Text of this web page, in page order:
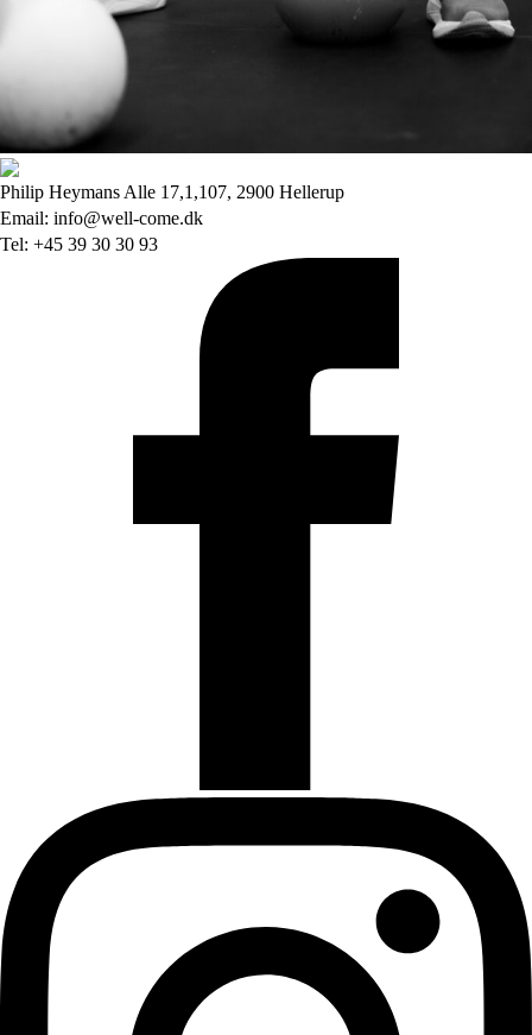
Philip Heymans Alle 17,1,107, 2900 Hellerup
Email: info@well-come.dk
Tel: +45 39 30 30 93